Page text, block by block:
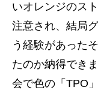
いオレンジのス
注意され、結局
う経験があった
たのか納得でき
会で色の「TPO